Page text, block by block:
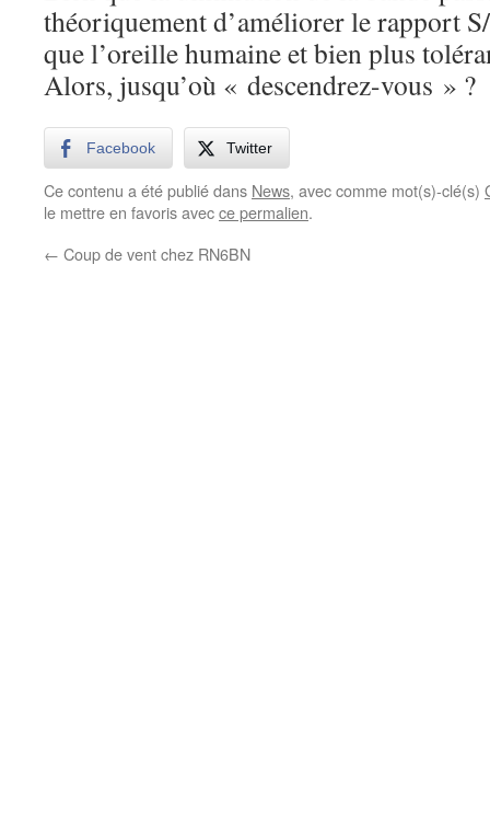
théoriquement d’améliorer le rapport
que l’oreille humaine et bien plus
Alors, jusqu’où « descendrez-vous » ?
Facebook Twitter
Ce contenu a été publié dans News, avec comme mot(s)-clé(s)
le mettre en favoris avecce permalien.
← Coup de vent chez RN6BN